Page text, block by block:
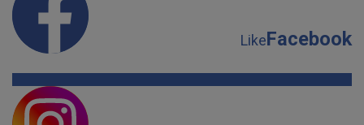
LikeFacebook